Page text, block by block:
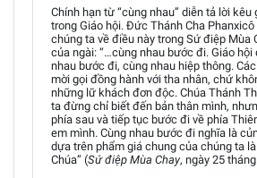
Chính hạn từ “cùng nhau” diễn tả lời kêu
trong Giáo hội. Đức Thánh Cha
chúng ta về điều này trong Sứ điệp Mùa
của ngài: “…cùng nhau bước đi. Giáo
nhau bước đi, cùng nhau hiệp thông.
mời gọi đồng hành với tha nhân, chứ
những lữ khách đơn độc. Chúa Thánh
ta đừng chỉ biết đến bản thân mình,
phía sau và tiếp tục bước đi về phía
em mình. Cùng nhau bước đi nghĩa là
dựa trên phẩm giá chung của chúng ta
Chúa” (Sứ điệp Mùa Chay, ngày 25